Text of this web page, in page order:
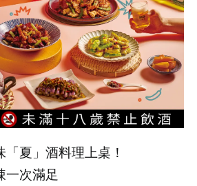
夏」酒料理上桌！
一次滿足